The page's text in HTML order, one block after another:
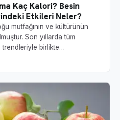
Kaç Kalori? Besin
Etkileri Neler?
mutfağının ve kültürünün
Son yıllarda tüm
trendleriyle birlikte…